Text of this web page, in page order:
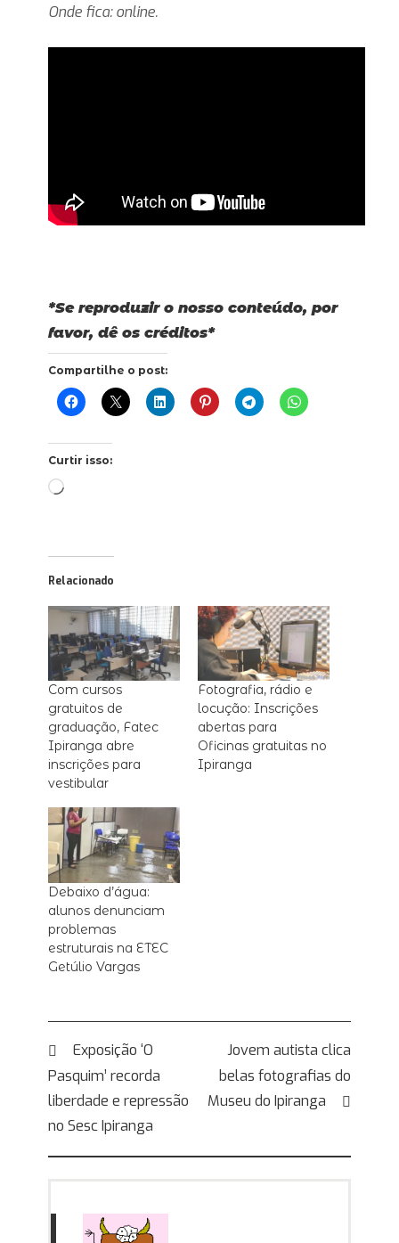
Onde fica: online.
*Se reproduzir o nosso conteúdo, por
favor, dê os créditos*
Compartilhe o post:
Curtir isso:
Carregando...
Relacionado
Com cursos
gratuitos de
graduação, Fatec
Ipiranga abre
inscrições para
vestibular
Fotografia, rádio e
locução: Inscrições
abertas para
Oficinas gratuitas no
Ipiranga
Debaixo d’água:
alunos denunciam
problemas
estruturais na ETEC
Getúlio Vargas
Navegação
de
Post
Exposição ‘O
Pasquim’ recorda
liberdade e repressão
no Sesc Ipiranga
Jovem autista clica
belas fotografias do
Museu do Ipiranga